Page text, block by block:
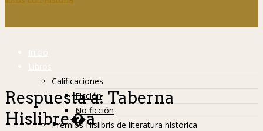
Inicio
Libros
Calificaciones
Ficción
No ficción
Premios Hislibris de literatura histórica
Respuesta a: Taberna
Hislibre�a